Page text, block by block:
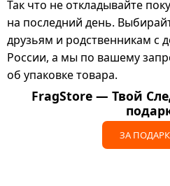
Так что не откладывайте
на последний день.
друзьям и родственникам с
России, а мы по вашему
об упаковке товара.
FragStore — Твой
ЗА